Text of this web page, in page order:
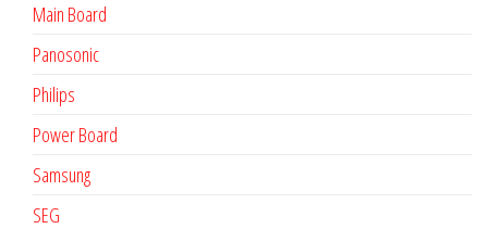
Main Board
Panosonic
Philips
Power Board
Samsung
SEG